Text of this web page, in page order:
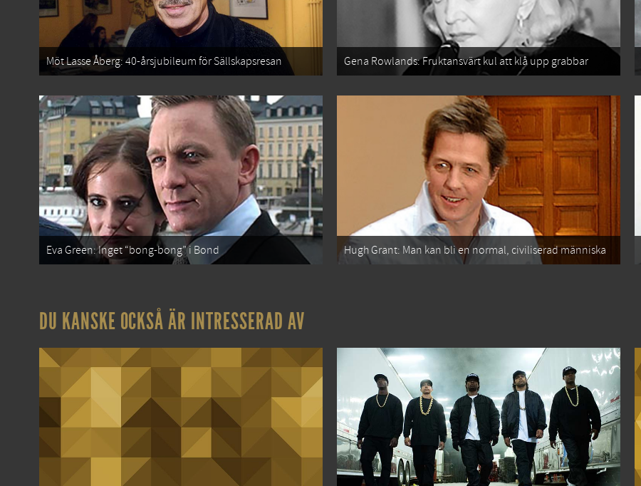
Möt Lasse Åberg: 40-årsjubileum för Sällskapsresan Gena Rowlands: Fruktansvärt kul att klå upp grabbar
Eva Green: Inget “bong-bong” i Bond Hugh Grant: Man kan bli en normal, civiliserad människa
DU KANSKE OCKSÅ ÄR INTRESSERAD AV